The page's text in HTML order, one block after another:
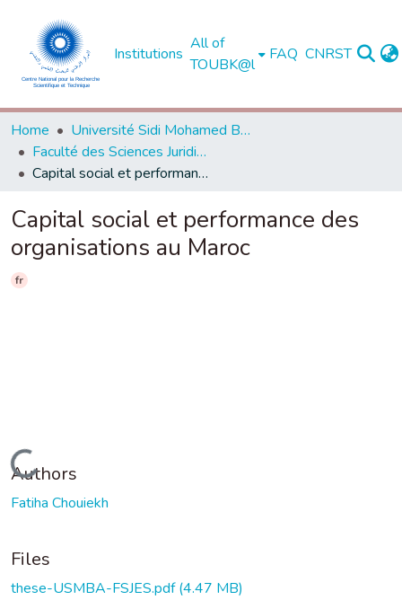
Institutions
All of
TOUBK@l
FAQ CNRST
Home
Université Sidi Mohamed Ben Abdellah de Fès
Faculté des Sciences Juridiques, Economiques et Sociales - Fès
Capital social et performance des organisations au Maroc
Capital social et performance des
organisations au Maroc
fr
Loading...
Authors
Fatiha Chouiekh
Files
these-USMBA-FSJES.pdf(4.47 MB)